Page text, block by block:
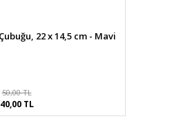
22 x 14,5 cm - Mavi
50,00 TL
40,00 TL